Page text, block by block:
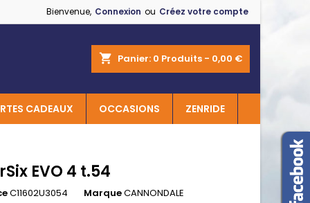
Bienvenue, Connexion ou Créez votre compte
shopping_cart Panier: 0 Produits - 0,00 €
CADEAUX OCCASIONS ZENRIDE
EVO 4 t.54
C11602U3054 MarqueCANNONDALE